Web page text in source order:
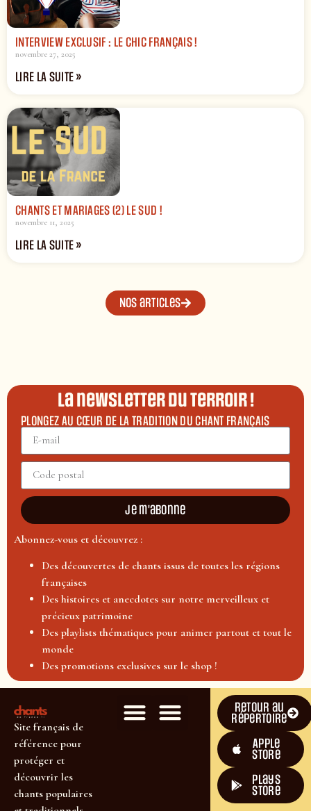
INTERVIEW EXCLUSIF : LE CHIC FRANÇAIS !
novembre 27, 2025
LIRE LA SUITE »
CHANTS ET MARIAGES (2) LE SUD !
novembre 11, 2025
LIRE LA SUITE »
Nos articles
La newsletter du terroir !
PLONGEZ AU CŒUR DE LA TRADITION DU CHANT FRANÇAIS
Je m'abonne
Abonnez-vous et découvrez :
Des découvertes de chants issus de toutes les régions
françaises
Des histoires et anecdotes sur notre merveilleux et
précieux patrimoine
Des playlists thématiques pour animer partout et tout le
monde
Des promotions exclusives sur le shop !
Site français de
référence pour
protéger et
découvrir les
chants populaires
Retour au
répertoire
Apple
Store
plays
store